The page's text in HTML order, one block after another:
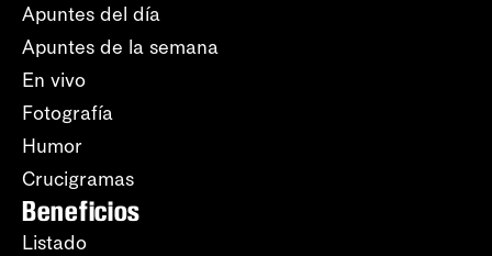
Apuntes del día
Apuntes de la semana
En vivo
Fotografía
Humor
Crucigramas
Beneficios
Listado